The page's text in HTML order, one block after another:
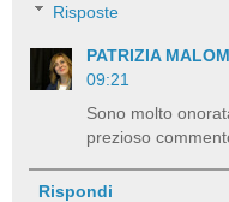
Risposte
PATRIZIA
09:21
Sono molto
prezioso
Rispondi